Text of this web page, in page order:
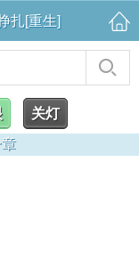
扎[重生]
关灯